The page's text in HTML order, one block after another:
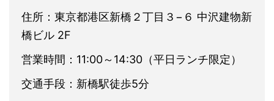
住所：東京都港区新橋２丁目３−６ 中沢建物新
橋ビル 2F
営業時間：11:00～14:30（平日ランチ限定）
交通手段：新橋駅徒歩5分